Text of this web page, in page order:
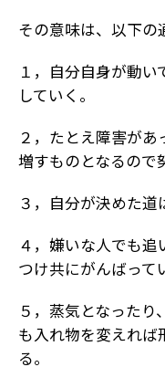
その意味は、以下の
１，自分自身が動
していく。
２，たとえ障害が
増すものとなるので
３，自分が決めた道
４，嫌いな人でも
つけ共にがんばって
５，蒸気となったり
も入れ物を変えれば
る。